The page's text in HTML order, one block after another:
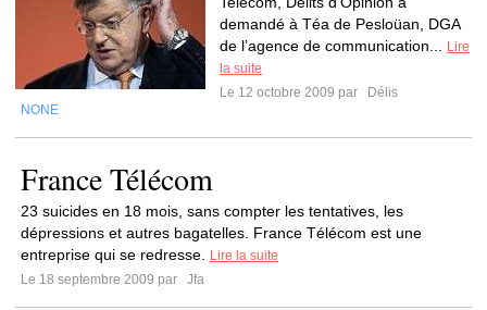
demandé à Téa de Pesloüan, DGA
de l’agence de communication...
Lire
la suite
Le 12 octobre 2009 par
Délis
NONE
France Télécom
23 suicides en 18 mois, sans compter les tentatives, les
dépressions et autres bagatelles. France Télécom est une
entreprise qui se redresse.
Lire la suite
Le 18 septembre 2009 par
Jfa